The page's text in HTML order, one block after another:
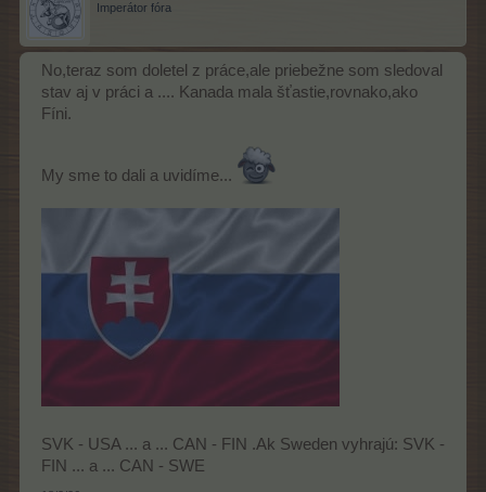
Imperátor fóra
No,teraz som doletel z práce,ale priebežne som sledoval
stav aj v práci a .... Kanada mala šťastie,rovnako,ako
Fíni.
My sme to dali a uvidíme...
SVK - USA ... a ... CAN - FIN .Ak Sweden vyhrajú: SVK -
FIN ... a ... CAN - SWE